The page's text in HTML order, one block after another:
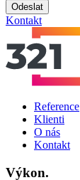
Odeslat
Kontakt
Reference
Klienti
O nás
Kontakt
Výkon.